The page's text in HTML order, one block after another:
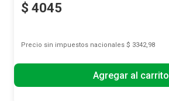
$ 4045
Precio sin impuestos nacionales $ 3342,98
Agregar al carrito